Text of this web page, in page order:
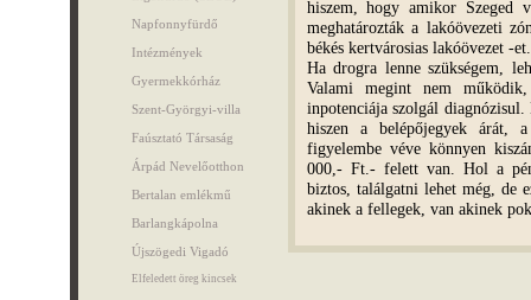
Napfonnyfürdő
Intézmények
Gyermekkórház
Szent-Györgyi-villa
Faúsztató Társaság
Árpád Nevelőotthon
Bertalan emlékmű
Barlangkápolna
Újszögedi Vigadó
Elfeledett öreg kincsek
hiszem, hogy amikor Szeged
meghatározták a lakóövezeti
békés kertvárosias lakóövezet -et.
Ha drogra lenne szükségem,
Valami megint nem
inpotenciája szolgál
hiszen a belépőjegyek árát,
figyelembe véve könnyen
000,- Ft.- felett van. Hol a
biztos, találgatni lehet még, de
akinek a fellegek, van akinek